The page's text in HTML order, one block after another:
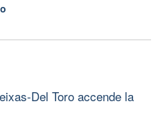
Del Toro accende la